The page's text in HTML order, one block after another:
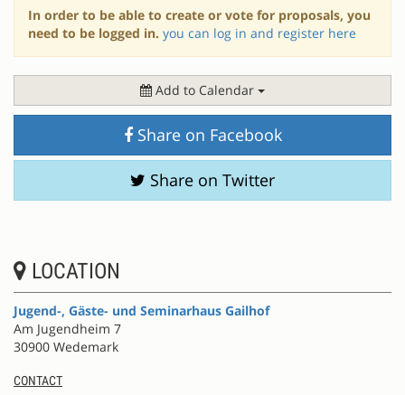
In order to be able to create or vote for proposals, you
need to be logged in. you can log in and register here
Add to Calendar
Share on Facebook
Share on Twitter
LOCATION
Jugend-, Gäste- und Seminarhaus Gailhof
Am Jugendheim 7
30900 Wedemark
CONTACT